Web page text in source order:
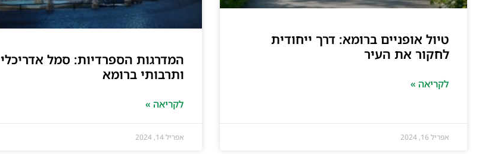
טיול אופניים ברומא: דרך ייחודית
לחקור את העיר
לקריאה »
אפריל 16, 2024
המדרגות הספרדיות: סמל אדריכלי
ותרבותי ברומא
לקריאה »
אפריל 14, 2024